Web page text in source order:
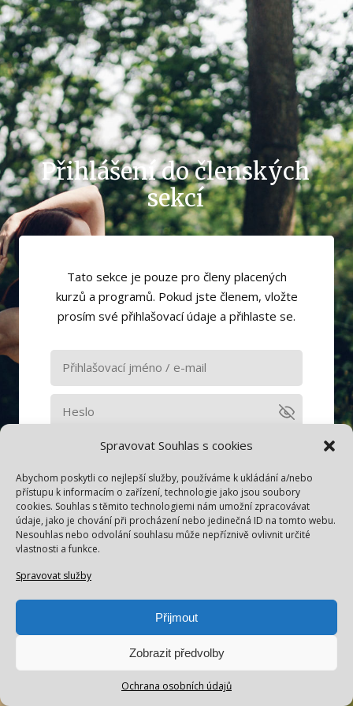
Spravovat Souhlas s cookies
Abychom poskytli co nejlepší služby, používáme k ukládání a/nebo
přístupu k informacím o zařízení, technologie jako jsou soubory
cookies. Souhlas s těmito technologiemi nám umožní zpracovávat
údaje, jako je chování při procházení nebo jedinečná ID na tomto webu.
Nesouhlas nebo odvolání souhlasu může nepříznivě ovlivnit určité
vlastnosti a funkce.
Spravovat služby
Přijmout
Zobrazit předvolby
Ochrana osobních údajů
Přihlášení do členských
sekcí
Tato sekce je pouze pro členy placených
kurzů a programů. Pokud jste členem, vložte
prosím své přihlašovací údaje a přihlaste se.
Pamatovat si mě
Přihlásit se
Zapomněli jste heslo?